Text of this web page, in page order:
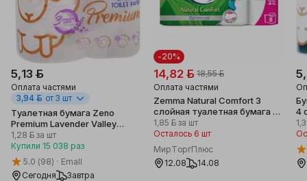
5,13 ƃ
Оплата частями
3,94 ƃ от 3 шт
Туалетная бумага Zeno
Premium Lavender Valley
трехслойная, 120х98 мм, 4
рулона
1,28 ƃ за шт
Купили 15 038 раз
5.0 (98)
Emall
Сегодня
Завтра
-20%
14,82 ƃ 18,55 ƃ
Оплата частями
Zemma Natural Comfort 3
cлойная туалетная бумага 8
рулонов
1,85 ƃ за шт
Осталось 6 шт
МирТоргПлюс
12.08
14.08
4